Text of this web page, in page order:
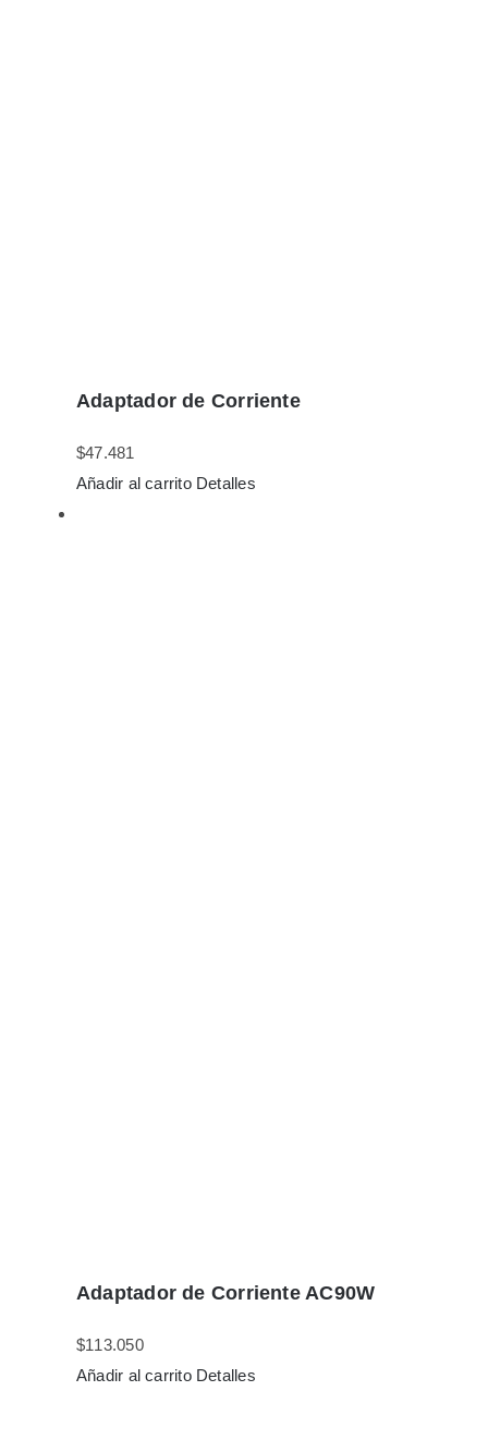
Adaptador de Corriente
$47.481
Añadir al carrito Detalles
Adaptador de Corriente AC90W
$113.050
Añadir al carrito Detalles